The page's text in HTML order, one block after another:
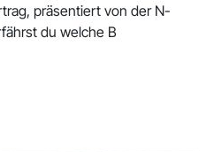
präsentiert von der N-
du welche B